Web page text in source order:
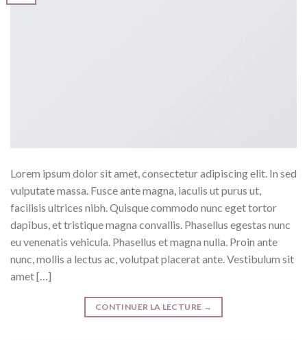
Lorem ipsum dolor sit amet, consectetur adipiscing elit. In sed
vulputate massa. Fusce ante magna, iaculis ut purus ut,
facilisis ultrices nibh. Quisque commodo nunc eget tortor
dapibus, et tristique magna convallis. Phasellus egestas nunc
eu venenatis vehicula. Phasellus et magna nulla. Proin ante
nunc, mollis a lectus ac, volutpat placerat ante. Vestibulum sit
amet […]
CONTINUER LA LECTURE →